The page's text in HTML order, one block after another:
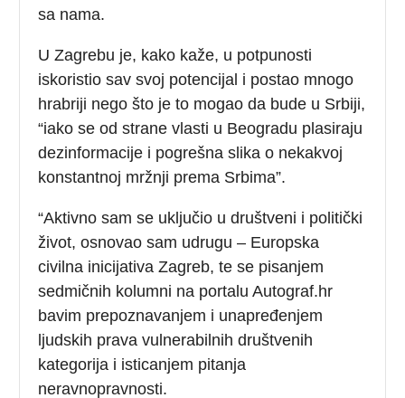
sa nama.
U Zagrebu je, kako kaže, u potpunosti
iskoristio sav svoj potencijal i postao mnogo
hrabriji nego što je to mogao da bude u Srbiji,
“iako se od strane vlasti u Beogradu plasiraju
dezinformacije i pogrešna slika o nekakvoj
konstantnoj mržnji prema Srbima”.
“Aktivno sam se uključio u društveni i politički
život, osnovao sam udrugu – Europska
civilna inicijativa Zagreb, te se pisanjem
sedmičnih kolumni na portalu Autograf.hr
bavim prepoznavanjem i unapređenjem
ljudskih prava vulnerabilnih društvenih
kategorija i isticanjem pitanja
neravnopravnosti.